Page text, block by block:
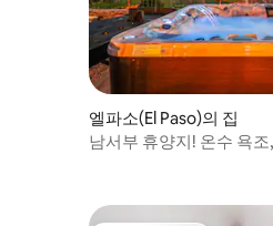
엘파소(El Paso)의 집
남서부 휴양지! 온수 욕